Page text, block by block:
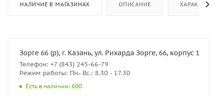
НАЛИЧИЕ В МАГАЗИНАХ ОПИСАНИЕ
Зорге 66 (р), г. Казань, ул. Рихарда Зорге, 66, корпус 1
Телефон: +7 (843) 245-66-79
Режим работы: Пн.- Вс.: 8.30 - 17.30
Есть в наличии: 600